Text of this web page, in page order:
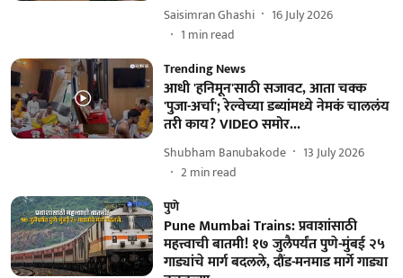
Saisimran Ghashi
16 July 2026
1 min read
Trending News
आधी 'हनिमून'साठी सजावट, आता चक्क
'पुजा-अर्चा'; रेल्वेच्या डब्यांमध्ये नेमकं चाललंय
तरी काय? VIDEO समोर...
Shubham Banubakode
13 July 2026
2min read
पुणे
Pune Mumbai Trains: प्रवाशांसाठी
महत्त्वाची बातमी! १७ जुलैपर्यंत पुणे-मुंबई २५
गाड्यांचे मार्ग बदलले, दौंड-मनमाड मार्गे गाड्या